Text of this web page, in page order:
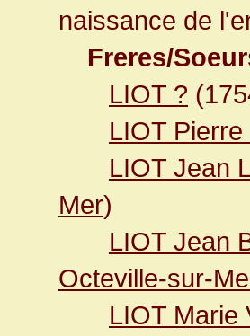
naissance de
Freres/
LIOT ?
LIOT
LIOT Jean
Mer)
LIOT Jean
Octeville-sur-
LIOT Marie